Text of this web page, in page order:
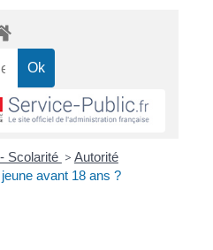
Scolarité > Autorité
avant 18 ans ?